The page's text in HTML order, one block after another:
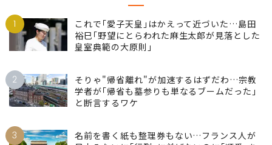
1
これで｢愛子天皇｣はかえって近づいた…島田
裕巳｢野望にとらわれた麻生太郎が見落とした
皇室典範の大原則｣
2
そりゃ"帰省離れ"が加速するはずだわ…宗教
学者が｢帰省も墓参りも単なるブームだった｣
と断言するワケ
3
名前を書く紙も整理券もない…フランス人が